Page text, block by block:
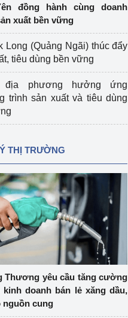
đồng hành cùng doanh
xuất bền vững
Long (Quảng Ngãi) thúc đẩy
tiêu dùng bền vững
địa phương hưởng ứng
trình sản xuất và tiêu dùng
THỊ TRƯỜNG
Thương yêu cầu tăng cường
kinh doanh bán lẻ xăng dầu,
nguồn cung